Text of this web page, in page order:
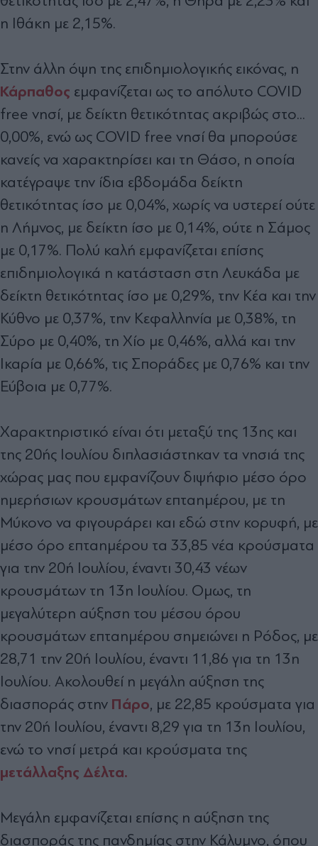
η Ιθάκη µε 2,15%.
Στην άλλη όψη της επιδηµιολογικής εικόνας, η
Κάρπαθος εµφανίζεται ως το απόλυτο COVID
free νησί, µε δείκτη θετικότητας ακριβώς στο...
0,00%, ενώ ως COVID free νησί θα µπορούσε
κανείς να χαρακτηρίσει και τη Θάσο, η οποία
κατέγραψε την ίδια εβδοµάδα δείκτη
θετικότητας ίσο µε 0,04%, χωρίς να υστερεί ούτε
η Λήµνος, µε δείκτη ίσο µε 0,14%, ούτε η Σάµος
µε 0,17%. Πολύ καλή εµφανίζεται επίσης
επιδηµιολογικά η κατάσταση στη Λευκάδα µε
δείκτη θετικότητας ίσο µε 0,29%, την Κέα και την
Κύθνο µε 0,37%, την Κεφαλληνία µε 0,38%, τη
Σύρο µε 0,40%, τη Χίο µε 0,46%, αλλά και την
Ικαρία µε 0,66%, τις Σποράδες µε 0,76% και την
Εύβοια µε 0,77%.
Χαρακτηριστικό είναι ότι µεταξύ της 13ης και
της 20ής Ιουλίου διπλασιάστηκαν τα νησιά της
χώρας µας που εµφανίζουν διψήφιο µέσο όρο
ηµερήσιων κρουσµάτων επταηµέρου, µε τη
Μύκονο να φιγουράρει και εδώ στην κορυφή, µε
µέσο όρο επταηµέρου τα 33,85 νέα κρούσµατα
για την 20ή Ιουλίου, έναντι 30,43 νέων
κρουσµάτων τη 13η Ιουλίου. Οµως, τη
µεγαλύτερη αύξηση του µέσου όρου
κρουσµάτων επταηµέρου σηµειώνει η Ρόδος, µε
28,71 την 20ή Ιουλίου, έναντι 11,86 για τη 13η
Ιουλίου. Ακολουθεί η µεγάλη αύξηση της
διασποράς στην Πάρο, µε 22,85 κρούσµατα για
την 20ή Ιουλίου, έναντι 8,29 για τη 13η Ιουλίου,
ενώ το νησί µετρά και κρούσµατα της
µετάλλαξης ∆έλτα.
Μεγάλη εµφανίζεται επίσης η αύξηση της
διασποράς της πανδηµίας στην Κάλυµνο, όπου